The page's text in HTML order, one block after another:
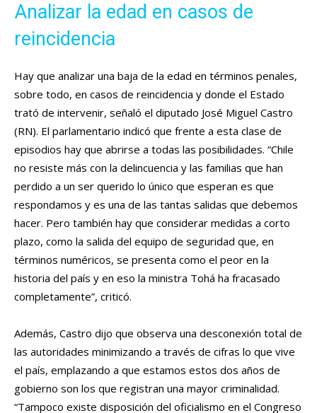
Analizar la edad en casos de
reincidencia
Hay que analizar una baja de la edad en términos penales,
sobre todo, en casos de reincidencia y donde el Estado
trató de intervenir, señaló el diputado José Miguel Castro
(RN). El parlamentario indicó que frente a esta clase de
episodios hay que abrirse a todas las posibilidades. “Chile
no resiste más con la delincuencia y las familias que han
perdido a un ser querido lo único que esperan es que
respondamos y es una de las tantas salidas que debemos
hacer. Pero también hay que considerar medidas a corto
plazo, como la salida del equipo de seguridad que, en
términos numéricos, se presenta como el peor en la
historia del país y en eso la ministra Tohá ha fracasado
completamente”, criticó.
Además, Castro dijo que observa una desconexión total de
las autoridades minimizando a través de cifras lo que vive
el país, emplazando a que estamos estos dos años de
gobierno son los que registran una mayor criminalidad.
“Tampoco existe disposición del oficialismo en el Congreso